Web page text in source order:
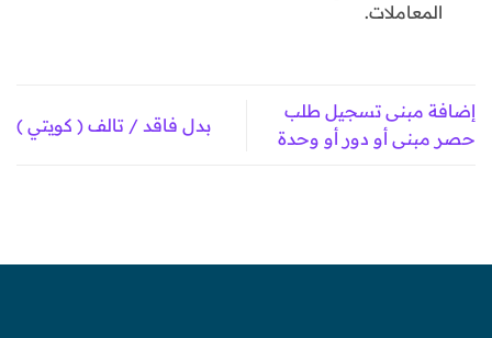
المعاملات.
إضافة مبنى تسجيل طلب
حصر مبنى أو دور أو وحدة
بدل فاقد / تالف ( كويتي )